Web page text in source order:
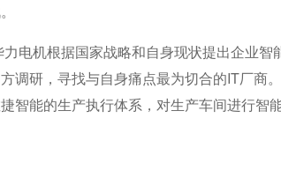
机根据国家战略和自身现状提出企业智
调研，寻找与自身痛点最为切合的IT厂商
智能的生产执行体系，对生产车间进行智